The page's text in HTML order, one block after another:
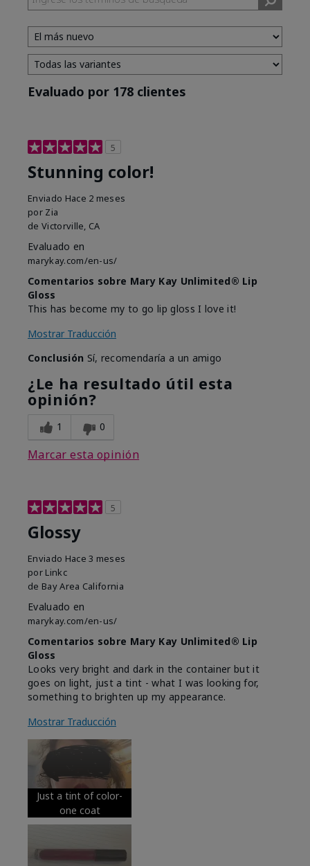
Evaluado por 178 clientes
5
Stunning color!
Enviado Hace 2 meses
por Zia
de Victorville, CA
Evaluado en
marykay.com/en-us/
Comentarios sobre Mary Kay Unlimited® Lip
Gloss
This has become my to go lip gloss I love it!
Mostrar Traducción
Conclusión Sí, recomendaría a un amigo
¿Le ha resultado útil esta
opinión?
1 0
Marcar esta opinión
5
Glossy
Enviado Hace 3 meses
por Linkc
de Bay Area California
Evaluado en
marykay.com/en-us/
Comentarios sobre Mary Kay Unlimited® Lip
Gloss
Looks very bright and dark in the container but it
goes on light, just a tint - what I was looking for,
something to brighten up my appearance.
Mostrar Traducción
Just a tint of color-
one coat